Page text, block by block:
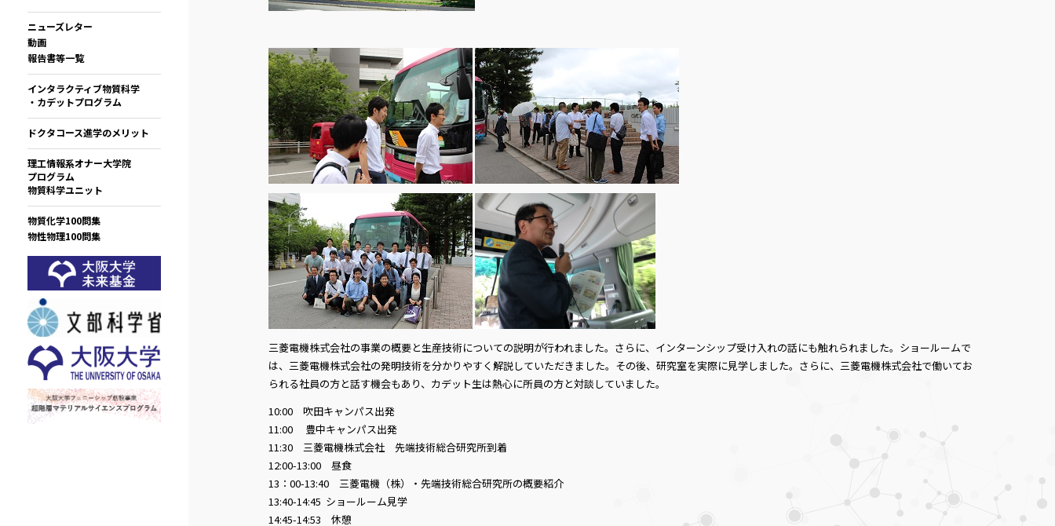
ニューズレター
動画
報告書等一覧
インタラクティブ物質科学
・カデットプログラム
ドクタコース進学のメリット
理工情報系オナー大学院
プログラム
物質科学ユニット
物質化学100問集
物性物理100問集
三菱電機株式会社の事業の概要と生産技術についての説明が行われました。さらに、インターンシップ受け入れの話にも触れられました。ショールームで
は、三菱電機株式会社の発明技術を分かりやすく解説していただきました。その後、研究室を実際に見学しました。さらに、三菱電機株式会社で働いてお
られる社員の方と話す機会もあり、カデット生は熱心に所員の方と対談していました。
10:00 吹田キャンパス出発
11:00 豊中キャンパス出発
11:30 三菱電機株式会社 先端技術総合研究所到着
12:00-13:00 昼食
13：00-13:40 三菱電機（株）・先端技術総合研究所の概要紹介
13:40-14:45 ショールーム見学
14:45-14:53 休憩